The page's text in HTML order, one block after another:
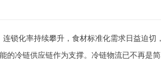
锁化率持续攀升，食材标准化需求日益迫切
的冷链供应链作为支撑。冷链物流已不再是简